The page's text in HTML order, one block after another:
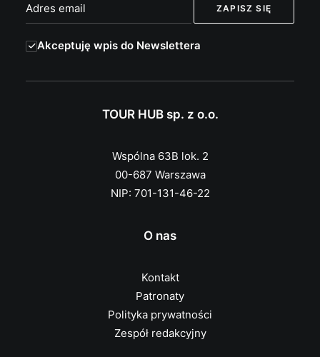
Akceptuję wpis do Newslettera
TOUR HUB sp. z o.o.
Wspólna 63B lok. 2
00-687 Warszawa
NIP: 701-131-46-22
O nas
Kontakt
Patronaty
Polityka prywatności
Zespół redakcyjny